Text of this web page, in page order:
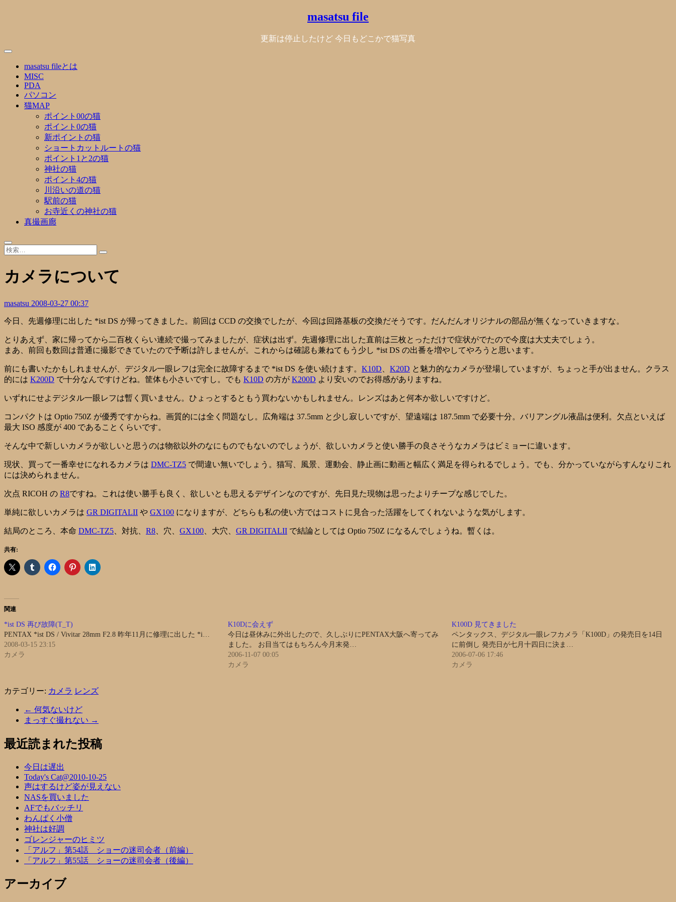
masatsu file
更新は停止したけど 今日もどこかで猫写真
masatsu fileとは
MISC
PDA
パソコン
猫MAP
ポイント00の猫
ポイント0の猫
新ポイントの猫
ショートカットルートの猫
ポイント1と2の猫
神社の猫
ポイント4の猫
川沿いの道の猫
駅前の猫
お寺近くの神社の猫
真撮画廊
カメラについて
masatsu 2008-03-27 00:37
今日、先週修理に出した *ist DS が帰ってきました。前回は CCD の交換でしたが、今回は回路基板の交換だそうです。だんだんオリジナルの部品が無くなっていきますな。
とりあえず、家に帰ってから二百枚くらい連続で撮ってみましたが、症状は出ず。先週修理に出した直前は三枚とっただけで症状がでたので今度は大丈夫でしょう。
まあ、前回も数回は普通に撮影できていたので予断は許しませんが。これからは確認も兼ねてもう少し *ist DS の出番を増やしてやろうと思います。
前にも書いたかもしれませんが、デジタル一眼レフは完全に故障するまで *ist DS を使い続けます。 K10D K20D と魅力的なカメラが登場していますが、ちょっと手が出ません。クラス
的には K200D で十分なんですけどね。筐体も小さいですし。でも K10D の方が K200D より安いのでお得感がありますね。
いずれにせよデジタル一眼レフは暫く買いません。ひょっとするともう買わないかもしれません。レンズはあと何本か欲しいですけど。
コンパクトは Optio 750Z が優秀ですからね。画質的には全く問題なし。広角端は 37.5mm と少し寂しいですが、望遠端は 187.5mm で必要十分。バリアングル液晶は便利。欠点といえば
最大 ISO 感度が 400 であることくらいです。
そんな中で新しいカメラが欲しいと思うのは物欲以外のなにものでもないのでしょうが、欲しいカメラと使い勝手の良さそうなカメラはビミョーに違います。
現状、買って一番幸せになれるカメラは DMC-TZ5 で間違い無いでしょう。猫写、風景、運動会、静止画に動画と幅広く満足を得られるでしょう。でも、分かっていながらすんなりこれ
には決められません。
次点 RICOH の R8ですね。これは使い勝手も良く、欲しいとも思えるデザインなのですが、先日見た現物は思ったよりチープな感じでした。
単純に欲しいカメラは GR DIGITALII や GX100 になりますが、どちらも私の使い方ではコストに見合った活躍をしてくれないような気がします。
結局のところ、本命 DMC-TZ5 、対抗、 R8 、穴、 GX100 、大穴、 GR DIGITALII で結論としては Optio 750Z になるんでしょうね。暫くは。
共有:
関連
*ist DS 再び故障(T_T)
PENTAX *ist DS / Vivitar 28mm F2.8 昨年11月に修理に出した *i…
2008-03-15 23:15
カメラ
K10Dに会えず
今日は昼休みに外出したので、久しぶりにPENTAX大阪へ寄ってみ
ました。 お目当てはもちろん今月末発…
2006-11-07 00:05
カメラ
K100D 見てきました
ペンタックス、デジタル一眼レフカメラ「K100D」の発売日を14日
に前倒し 発売日が七月十四日に決ま…
2006-07-06 17:46
カメラ
カテゴリー: カメラ レンズ
← 何気ないけど
まっすぐ撮れない →
最近読まれた投稿
今日は遅出
Today's Cat@2010-10-25
声はするけど姿が見えない
NASを買いました
AFでもバッチリ
わんぱく小僧
神社は好調
ゴレンジャーのヒミツ
「アルフ」第54話 ショーの迷司会者（前編）
「アルフ」第55話 ショーの迷司会者（後編）
アーカイブ